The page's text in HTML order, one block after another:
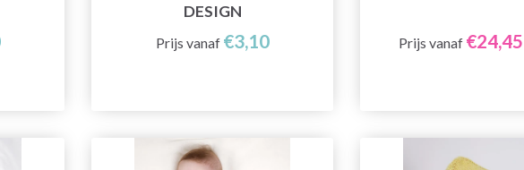
DESIGN
Prijs vanaf €3,10 Prijs vanaf €24,45